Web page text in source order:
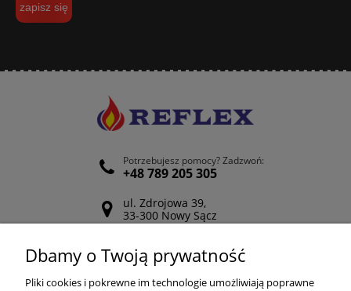
zapisz się
Potrzebujesz pomocy? Zadzwoń:
+48 789 205 305
ul. Zdrojowa 39,
33-300 Nowy Sącz
Odwiedź nasz Facebook
POMOC
Dbamy o Twoją prywatność
Pliki cookies i pokrewne im technologie umożliwiają poprawne